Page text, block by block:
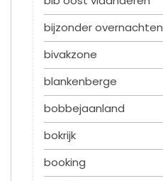
bijzonder overnachten
bivakzone
blankenberge
bobbejaanland
bokrijk
booking